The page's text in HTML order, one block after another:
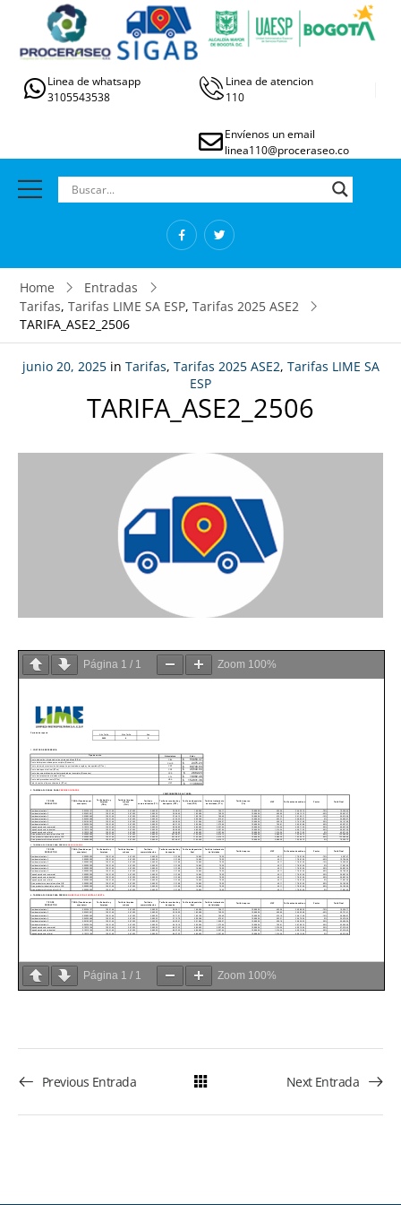
Linea de whatsapp
3105543538
Linea de atencion
110
Envíenos un email
linea110@proceraseo.co
Home
Entradas
Tarifas, Tarifas LIME SA ESP, Tarifas 2025 ASE2
TARIFA_ASE2_2506
junio 20, 2025in Tarifas, Tarifas 2025 ASE2, Tarifas LIME SA
ESP
TARIFA_ASE2_2506
Página 1 / 1 Zoom 100%
Página 1 / 1 Zoom 100%
Previous Entrada Next Entrada